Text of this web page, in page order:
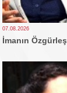
07.08.2026
İmanın